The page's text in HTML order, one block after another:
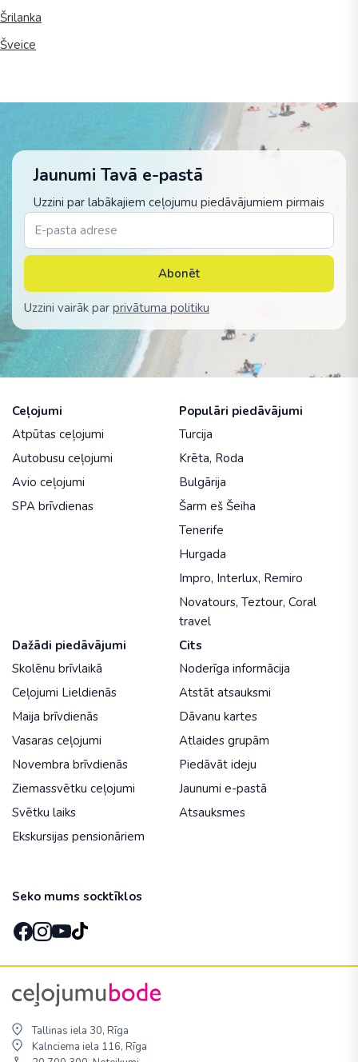
Šrilanka
Šveice
Jaunumi Tavā e-pastā
Uzzini par labākajiem ceļojumu piedāvājumiem pirmais
Abonēt
Uzzini vairāk par privātuma politiku
Ceļojumi
Atpūtas ceļojumi
Autobusu ceļojumi
Avio ceļojumi
SPA brīvdienas
Populāri piedāvājumi
Turcija
Krēta, Roda
Bulgārija
Šarm eš Šeiha
Tenerife
Hurgada
Impro, Interlux, Remiro
Novatours, Teztour, Coral
travel
Dažādi piedāvājumi
Skolēnu brīvlaikā
Ceļojumi Lieldienās
Maija brīvdienās
Vasaras ceļojumi
Novembra brīvdienās
Ziemassvētku ceļojumi
Svētku laiks
Ekskursijas pensionāriem
Cits
Noderīga informācija
Atstāt atsauksmi
Dāvanu kartes
Atlaides grupām
Piedāvāt ideju
Jaunumi e-pastā
Atsauksmes
Seko mums socktīklos
Tallinas iela 30, Rīga
Kalnciema iela 116, Rīga